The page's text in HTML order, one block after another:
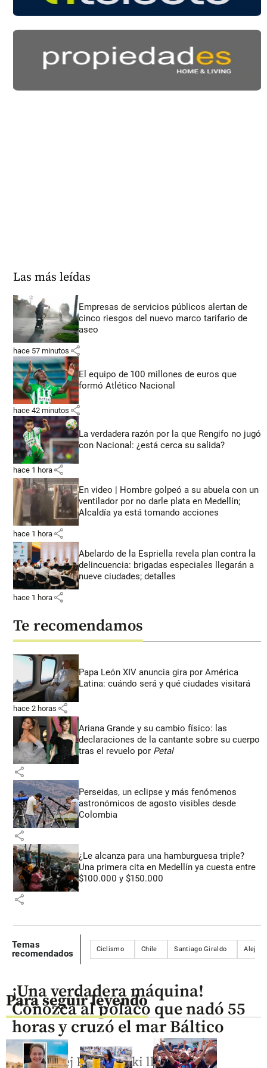
Las más leídas
Empresas de servicios públicos alertan de
cinco riesgos del nuevo marco tarifario de
aseo
hace 57 minutos share
El equipo de 100 millones de euros que
formó Atlético Nacional
hace 42 minutos share
La verdadera razón por la que Rengifo no jugó
con Nacional: ¿está cerca su salida?
hace 1 hora share
En video | Hombre golpeó a su abuela con un
ventilador por no darle plata en Medellín;
Alcaldía ya está tomando acciones
hace 1 hora share
Abelardo de la Espriella revela plan contra la
delincuencia: brigadas especiales llegarán a
nueve ciudades; detalles
hace 1 hora share
Te recomendamos
Papa León XIV anuncia gira por América
Latina: cuándo será y qué ciudades visitará
hace 2 horas share
Ariana Grande y su cambio físico: las
declaraciones de la cantante sobre su cuerpo
tras el revuelo por Petal
share
Perseidas, un eclipse y más fenómenos
astronómicos de agosto visibles desde
Colombia
share
¿Le alcanza para una hamburguesa triple?
Una primera cita en Medellín ya cuesta entre
$100.000 y $150.000
share
Temas
recomendados
Ciclismo Chile Santiago Giraldo
Para seguir leyendo
¡Una verdadera máquina!
Conozca al polaco que nadó 55
horas y cruzó el mar Báltico
Bartłomiej Kubkowski llorando de